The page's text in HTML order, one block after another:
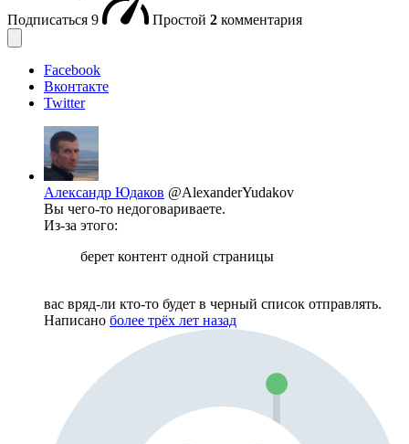
Подписаться 9 Простой 2 комментария
Facebook
Вконтакте
Twitter
Александр Юдаков @AlexanderYudakov
Вы чего-то недоговариваете.
Из-за этого:
берет контент одной страницы
вас вряд-ли кто-то будет в черный список отправлять.
Написано более трёх лет назад